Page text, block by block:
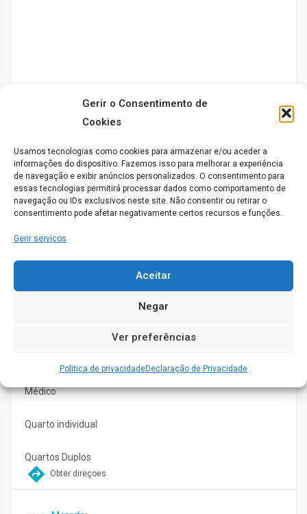
Gerir o Consentimento de
Cookies
Usamos tecnologias como cookies para armazenar e/ou aceder a
informações do dispositivo. Fazemos isso para melhorar a experiência
de navegação e exibir anúncios personalizados. O consentimento para
essas tecnologias permitirá processar dados como comportamento de
navegação ou IDs exclusivos neste site. Não consentir ou retirar o
consentimento pode afetar negativamente certos recursos e funções.
Gerir serviços
Aceitar
Negar
Ver preferências
Politica de privacidadeDeclaração de Privacidade
Serviços
Animação Sociocultural
Médico
Quarto individual
Quartos Duplos
Obter direçoes